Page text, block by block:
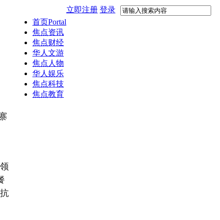
立即注册 登录
首页Portal
焦点资讯
焦点财经
华人文游
焦点人物
华人娱乐
焦点科技
焦点教育